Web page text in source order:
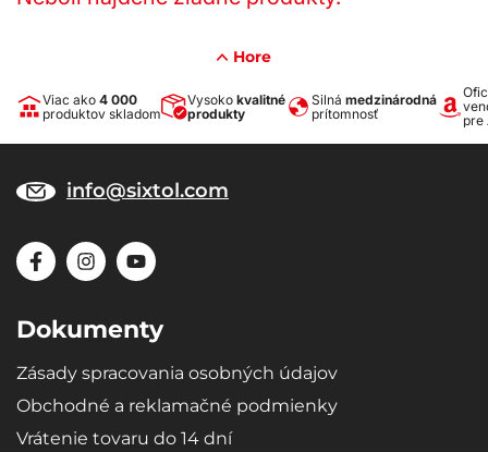
Hore
Viac ako 4 000
produktov skladom
Vysoko kvalitné
produkty
Silná medzinárodná
prítomnosť
pre
info@sixtol.com
Dokumenty
Zásady spracovania osobných údajov
Obchodné a reklamačné podmienky
Vrátenie tovaru do 14 dní